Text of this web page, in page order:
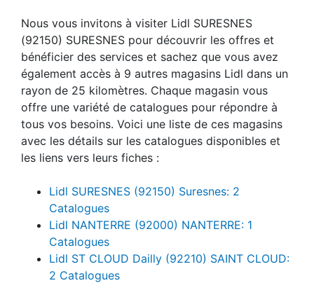
Nous vous invitons à visiter Lidl SURESNES
(92150) SURESNES pour découvrir les offres et
bénéficier des services et sachez que vous avez
également accès à 9 autres magasins Lidl dans un
rayon de 25 kilomètres. Chaque magasin vous
offre une variété de catalogues pour répondre à
tous vos besoins. Voici une liste de ces magasins
avec les détails sur les catalogues disponibles et
les liens vers leurs fiches :
Lidl SURESNES (92150) Suresnes: 2
Catalogues
Lidl NANTERRE (92000) NANTERRE: 1
Catalogues
Lidl ST CLOUD Dailly (92210) SAINT CLOUD:
2 Catalogues